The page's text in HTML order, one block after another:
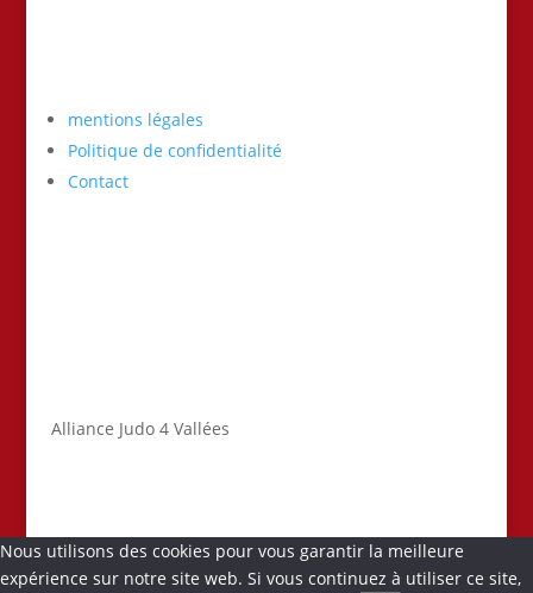
mentions légales
Politique de confidentialité
Contact
Alliance Judo 4 Vallées
Nous utilisons des cookies pour vous garantir la meilleure
expérience sur notre site web. Si vous continuez à utiliser ce site,